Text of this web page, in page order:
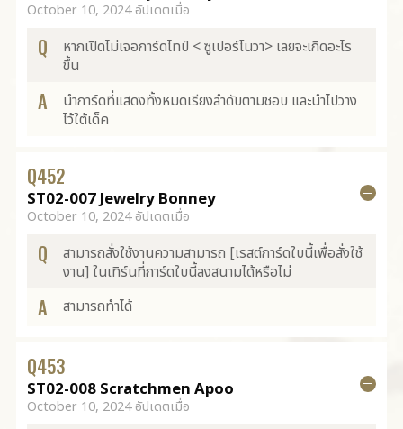
October 10, 2024 อัปเดตเมื่อ
Q
หากเปิดไม่เจอการ์ดไทป์ < ซูเปอร์โนวา> เลยจะเกิดอะไร
ขึ้น
A
นำการ์ดที่แสดงทั้งหมดเรียงลำดับตามชอบ และนำไปวาง
ไว้ใต้เด็ค
Q452
ST02-007 Jewelry Bonney
October 10, 2024 อัปเดตเมื่อ
Q
สามารถสั่งใช้งานความสามารถ [เรสต์การ์ดใบนี้เพื่อสั่งใช้
งาน] ในเทิร์นที่การ์ดใบนี้ลงสนามได้หรือไม่
A สามารถทำได้
Q453
ST02-008 Scratchmen Apoo
October 10, 2024 อัปเดตเมื่อ